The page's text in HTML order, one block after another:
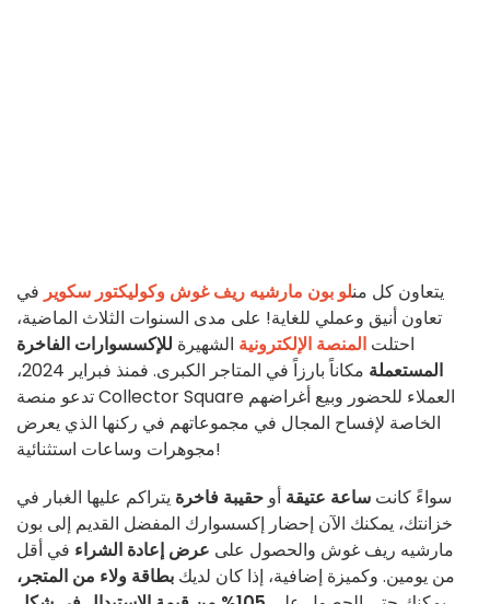
يتعاون كل منلو بون مارشيه ريف غوش وكوليكتور سكوير في
تعاون أنيق وعملي للغاية! على مدى السنوات الثلاث الماضية،
احتلت المنصة الإلكترونية الشهيرة للإكسسوارات الفاخرة
المستعملة
مكاناً بارزاً في المتاجر الكبرى. فمنذ فبراير 2024،
تدعو منصة Collector Square العملاء للحضور وبيع أغراضهم
الخاصة لإفساح المجال في مجموعاتهم في ركنها الذي يعرض
مجوهرات وساعات استثنائية!
سواءً كانت ساعة عتيقة أو حقيبة فاخرة يتراكم عليها الغبار في
خزانتك، يمكنك الآن إحضار إكسسوارك المفضل القديم إلى بون
مارشيه ريف غوش والحصول على عرض إعادة الشراء في أقل
من يومين. وكميزة إضافية، إذا كان لديك بطاقة ولاء من المتجر،